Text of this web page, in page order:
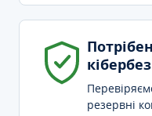
резервні